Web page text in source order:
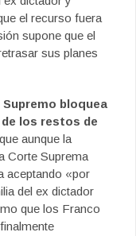
el recurso fuera
supone que el
sus planes
bloquea
los restos de
aunque la
Corte Suprema
aceptando «por
del ex dictador
que los Franco